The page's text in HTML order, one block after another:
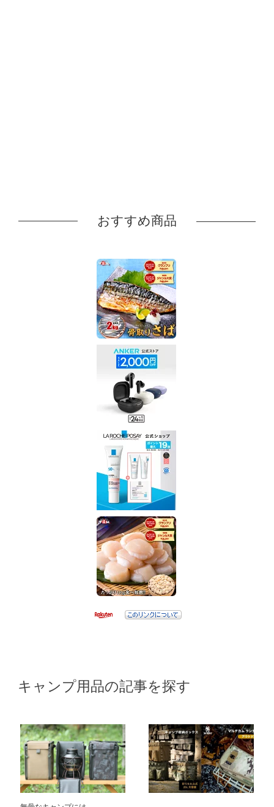
おすすめ商品
キャンプ用品の記事を探す